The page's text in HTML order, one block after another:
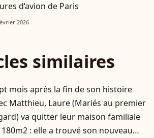
d’avion de Paris
2026
similaires
mois après la fin de son histoire
Matthieu, Laure (Mariés au premier
va quitter leur maison familiale
: elle a trouvé son nouveau